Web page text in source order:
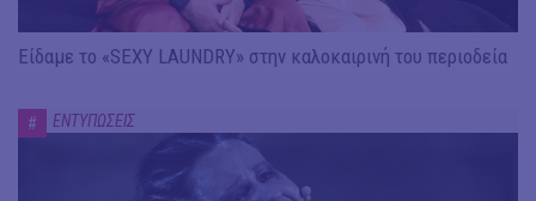
Είδαμε το «SEXY LAUNDRY» στην καλοκαιρινή του περιοδεία
# ΕΝΤΥΠΩΣΕΙΣ